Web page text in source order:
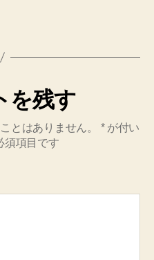
を残す
とはありません。 *が付い
須項目です